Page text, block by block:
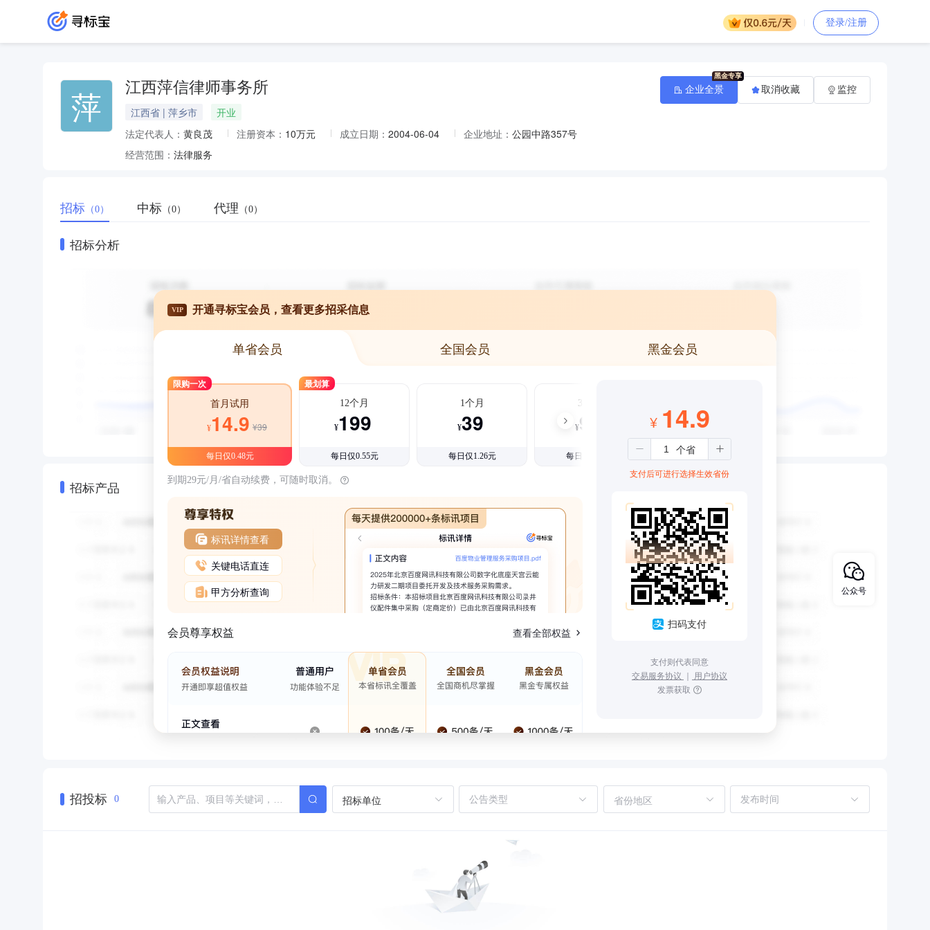
登录/注册
萍 江西萍信律师事务所
江西省 | 萍乡市
开业
法定代表人： 黄良茂 注册资本： 10万元 成立日期： 2004-06-04 企业地址： 公园中路357号
经营范围： 法律服务
企业全景 取消收藏 监控
招标 （0） 中标 （0） 代理 （0）
招标分析
招标产品
VIP 开通寻标宝会员，查看更多招采信息
单省会员 全国会员 黑金会员
限购一次
首月试用
¥14.9 ¥39
每日仅0.48元
最划算
12个月
¥199
每日仅0.55元
1个月
¥39
每日仅1.26元
3个月
¥99
每日仅1.08元
到期29元/月/省自动续费，可随时取消。
标讯详情查看
关键电话直连
甲方分析查询
会员尊享权益 查看全部权益
¥ 14.9
支付后可进行选择生效省份
扫码支付
支付则代表同意
交易服务协议 ｜ 用户协议
发票获取
招投标 0 招标单位 省份地区
公众号